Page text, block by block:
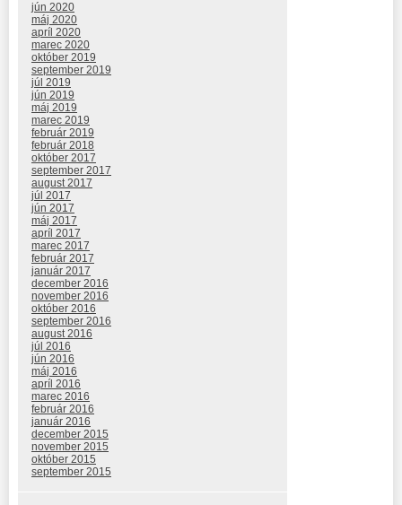
jún 2020
máj 2020
apríl 2020
marec 2020
október 2019
september 2019
júl 2019
jún 2019
máj 2019
marec 2019
február 2019
február 2018
október 2017
september 2017
august 2017
júl 2017
jún 2017
máj 2017
apríl 2017
marec 2017
február 2017
január 2017
december 2016
november 2016
október 2016
september 2016
august 2016
júl 2016
jún 2016
máj 2016
apríl 2016
marec 2016
február 2016
január 2016
december 2015
november 2015
október 2015
september 2015